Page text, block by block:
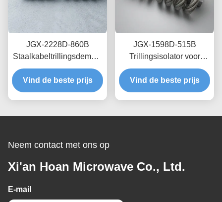
JGX-2228D-860B
Staalkabeltrillingsdemper
Snel Prototypen Snelle
Montage Aanpasbare
Schokdemper
Vind de beste prijs
JGX-1598D-515B
Trillingsisolator voor
draadtouw met
schaalbare laadcapaciteit
en structuurgebaseerde
Vind de beste prijs
Neem contact met ons op
Xi'an Hoan Microwave Co., Ltd.
E-mail